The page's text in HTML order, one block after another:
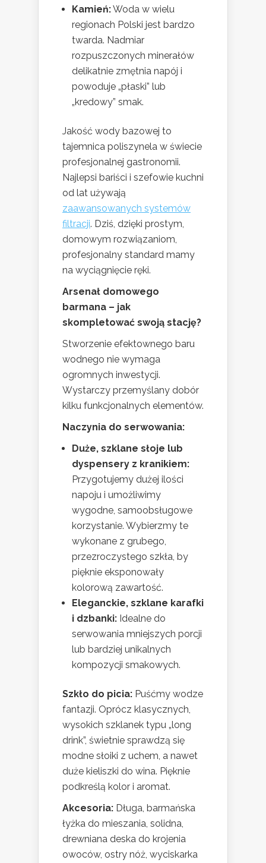
Kamień:Woda w wielu
regionach Polski jest bardzo
twarda. Nadmiar
rozpuszczonych minerałów
delikatnie zmętnia napój i
powoduje „płaski” lub
„kredowy” smak.
Jakość wody bazowej to
tajemnica poliszynela w świecie
profesjonalnej gastronomii.
Najlepsi bariści i szefowie kuchni
od lat używają
zaawansowanych systemów
filtracji. Dziś, dzięki prostym,
domowym rozwiązaniom,
profesjonalny standard mamy
na wyciągnięcie ręki.
Arsenał domowego
barmana – jak
skompletować swoją stację?
Stworzenie efektownego baru
wodnego nie wymaga
ogromnych inwestycji.
Wystarczy przemyślany dobór
kilku funkcjonalnych elementów.
Naczynia do serwowania:
Duże, szklane słoje lub
dyspensery z kranikiem:
Przygotujemy dużej ilości
napoju i umożliwimy
wygodne, samoobsługowe
korzystanie. Wybierzmy te
wykonane z grubego,
przezroczystego szkła, by
pięknie eksponowały
kolorową zawartość.
Eleganckie, szklane karafki
i dzbanki: Idealne do
serwowania mniejszych porcji
lub bardziej unikalnych
kompozycji smakowych.
Szkło do picia: Puśćmy wodze
fantazji. Oprócz klasycznych,
wysokich szklanek typu „long
drink”, świetnie sprawdzą się
modne słoiki z uchem, a nawet
duże kieliszki do wina. Pięknie
podkreślą kolor i aromat.
Akcesoria: Długa, barmańska
łyżka do mieszania, solidna,
drewniana deska do krojenia
owoców, ostry nóż, wyciskarka